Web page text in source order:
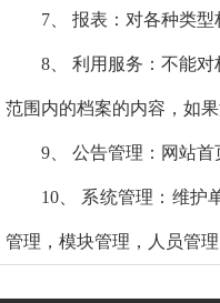
7、 报表：对各种类
8、 利用服务：不能
范围内的档案的内容，如
9、 公告管理：网站首
10、 系统管理：维护
管理，模块管理，人员管理